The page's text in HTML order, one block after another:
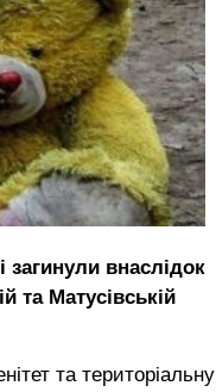
загинули внаслідок
та Матусівській
та територіальну